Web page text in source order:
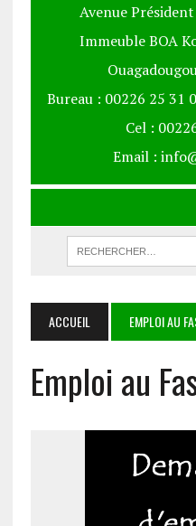
Avenue
Immeuble BOA
Bureau : 00226 25 31
Cel :
Email :
ACCUEIL EMPLOI AU
Emploi au